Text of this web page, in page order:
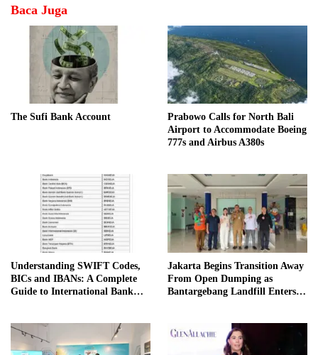
Baca Juga
The Sufi Bank Account
Prabowo Calls for North Bali
Airport to Accommodate Boeing
777s and Airbus A380s
Understanding SWIFT Codes,
BICs and IBANs: A Complete
Guide to International Bank
Jakarta Begins Transition Away
From Open Dumping as
Bantargebang Landfill Enters